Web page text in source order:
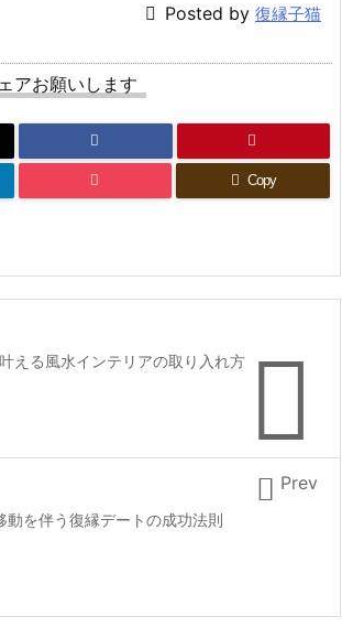
 Posted by 復縁子猫
アお願いします
Copy

える風水インテリアの取り入れ方
動を伴う復縁デートの成功法則
 Prev